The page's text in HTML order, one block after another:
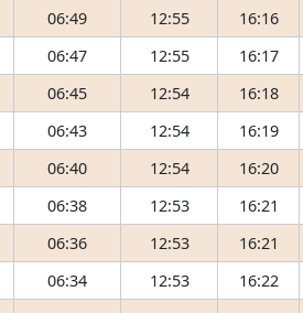
06:49 12:55
16:16
06:47 12:55
16:17
06:45 12:54
16:18
06:43 12:54
16:19
06:40 12:54
16:20
06:38 12:53
16:21
06:36 12:53
16:21
06:34 12:53
16:22